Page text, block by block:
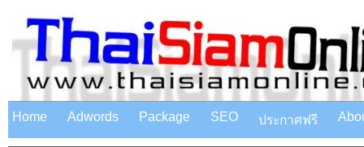
Home Adwords Package SEO ประกาศฟรี